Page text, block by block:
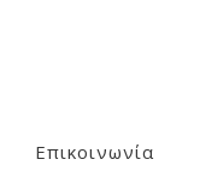
Επικοινωνία